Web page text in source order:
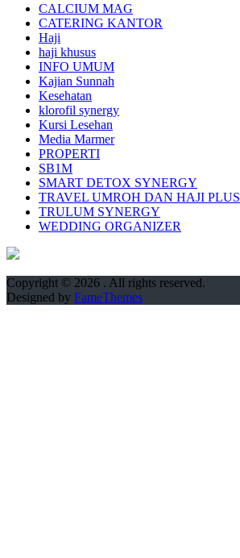
CALCIUM MAG
CATERING KANTOR
Haji
haji khusus
INFO UMUM
Kajian Sunnah
Kesehatan
klorofil synergy
Kursi Lesehan
Media Marmer
PROPERTI
SB1M
SMART DETOX SYNERGY
TRAVEL UMROH DAN HAJI PLUS
TRULUM SYNERGY
WEDDING ORGANIZER
Copyright © 2026 . All rights reserved.
Designed by FameThemes